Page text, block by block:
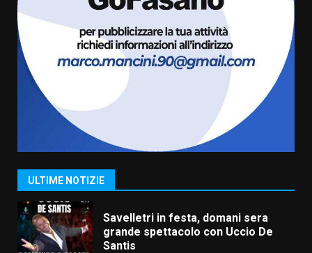
ULTIME NOTIZIE
Carta d’identità: continua il piano
di aperture straordinarie del
Comune di Fasano
6 Agosto 2026 14:16
1
La Banda Città di Fasano apre
ufficialmente la Festa di
Savelletri in festa, domani sera
grande spettacolo con Uccio De
Santis